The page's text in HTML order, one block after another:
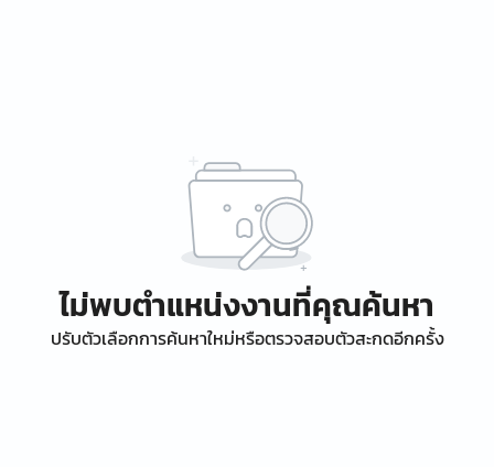
ไม่พบตำแหน่งงานที่คุณค้นหา
ปรับตัวเลือกการค้นหาใหม่หรือตรวจสอบตัวสะกดอีกครั้ง